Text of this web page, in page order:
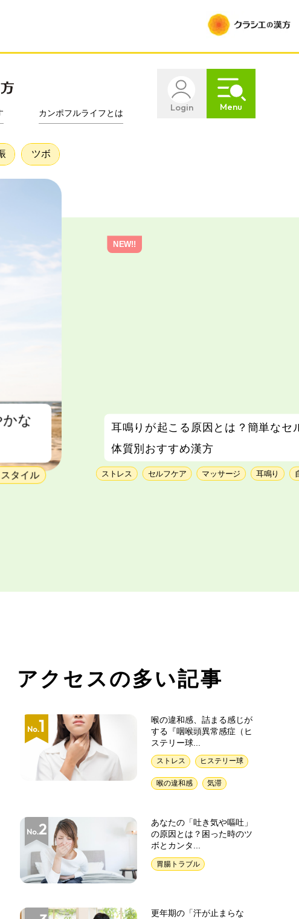
Login Menu
カンポフルライフとは
ツボ
×
な
タイル
耳鳴りが起こる原因とは？簡単なセ
体質別おすすめ漢方
ストレス セルフケア マッサージ 耳鳴り
アクセスの多い記事
喉の違和感、詰まる感じが
する『咽喉頭異常感症（ヒ
ステリー球...
ストレス ヒステリー球
喉の違和感 気滞
あなたの「吐き気や嘔吐」
の原因とは？困った時のツ
ボとカンタ...
胃腸トラブル
更年期の「汗が止まらな